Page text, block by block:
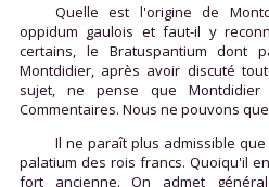
Quelle est l'origine de
oppidum gaulois et faut-il y
certains, le Bratuspantium dont
Montdidier, après avoir discuté
sujet, ne pense que
Commentaires. Nous ne pouvons
Il ne paraît plus admissible
palatium des rois francs. Quoiqu'il
fort ancienne. On admet